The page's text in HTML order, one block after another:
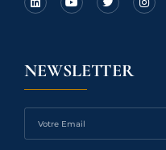
NEWSLETTER